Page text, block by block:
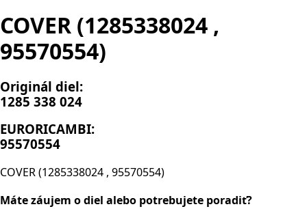
COVER (1285338024 ,
95570554)
Originál diel:
1285 338 024
EURORICAMBI:
95570554
COVER (1285338024 , 95570554)
Máte záujem o diel alebo potrebujete poradiť?